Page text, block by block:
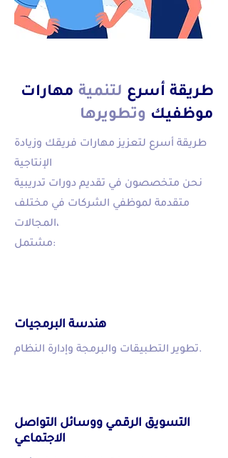
طريقة أسرع لتنمية مهارات
موظفيك وتطويرها
طريقة أسرع لتعزيز مهارات فريقك وزيادة
الإنتاجية
نحن متخصصون في تقديم دورات تدريبية
متقدمة لموظفي الشركات في مختلف
المجالات،
مشتمل:
هندسة البرمجيات
تطوير التطبيقات والبرمجة وإدارة النظام.
التسويق الرقمي ووسائل التواصل
الاجتماعي